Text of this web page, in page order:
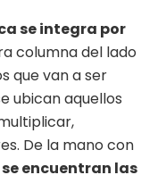
se integra por
columna del lado
que van a ser
ubican aquellos
De la mano con
encuentran las